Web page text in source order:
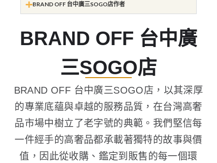
BRAND OFF 台中廣三SOGO店作者
BRAND OFF 台中廣
三SOGO店
BRAND OFF 台中廣三SOGO店，以其深厚
的專業底蘊與卓越的服務品質，在台灣高奢
品市場中樹立了老字號的典範。我們堅信每
一件經手的高奢品都承載著獨特的故事與價
值，因此從收購、鑑定到販售的每一個環